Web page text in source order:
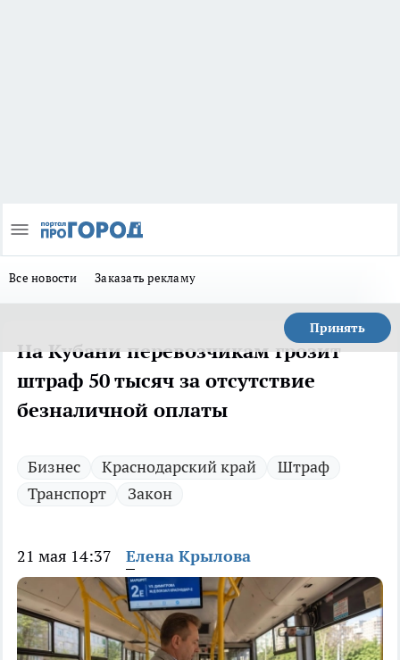
Все новости Заказать рекламу
Принять
На Кубани перевозчикам грозит
штраф 50 тысяч за отсутствие
безналичной оплаты
Бизнес Краснодарский край
Штраф
Транспорт
Закон
21 мая 14:37 Елена Крылова